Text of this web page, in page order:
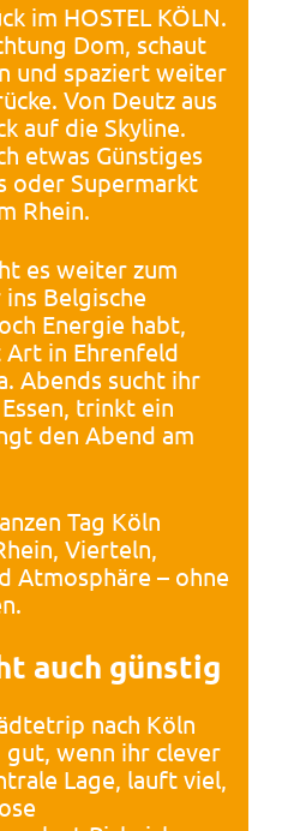
im HOSTEL KÖLN.
Dom, schaut
und spaziert weiter
Von Deutz aus
auf die Skyline.
etwas Günstiges
oder Supermarkt
Rhein.
es weiter zum
Belgische
Energie habt,
in Ehrenfeld
Abends sucht ihr
trinkt ein
den Abend am
Tag Köln
Vierteln,
Atmosphäre – ohne
auch günstig
nach Köln
wenn ihr clever
Lage, lauft viel,